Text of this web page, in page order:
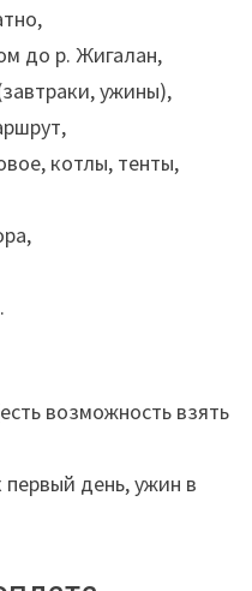
до р. Жигалан,
ужины),
котлы, тенты,
возможность взять
день, ужин в